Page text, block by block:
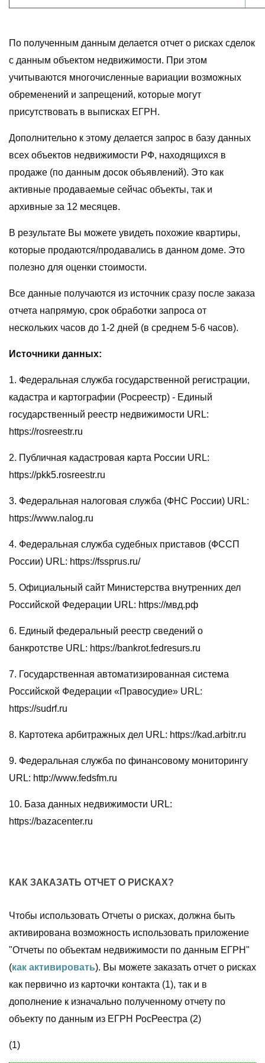
По полученным данным делается отчет о рисках сделок
с данным объектом недвижимости. При этом
учитываются многочисленные вариации возможных
обременений и запрещений, которые могут
присутствовать в выписках ЕГРН.
Дополнительно к этому делается запрос в базу данных
всех объектов недвижимости РФ, находящихся в
продаже (по данным досок объявлений). Это как
активные продаваемые сейчас объекты, так и
архивные за 12 месяцев.
В результате Вы можете увидеть похожие квартиры,
которые продаются/продавались в данном доме. Это
полезно для оценки стоимости.
Все данные получаются из источник сразу после заказа
отчета напрямую, срок обработки запроса от
нескольких часов до 1-2 дней (в среднем 5-6 часов).
Источники данных:
1. Федеральная служба государственной регистрации,
кадастра и картографии (Росреестр) - Единый
государственный реестр недвижимости URL:
https://rosreestr.ru
2. Публичная кадастровая карта России URL:
https://pkk5.rosreestr.ru
3. Федеральная налоговая служба (ФНС России) URL:
https://www.nalog.ru
4. Федеральная служба судебных приставов (ФССП
России) URL: https://fssprus.ru/
5. Официальный сайт Министерства внутренних дел
Российской Федерации URL: https://мвд.рф
6. Единый федеральный реестр сведений о
банкротстве URL: https://bankrot.fedresurs.ru
7. Государственная автоматизированная система
Российской Федерации «Правосудие» URL:
https://sudrf.ru
8. Картотека арбитражных дел URL: https://kad.arbitr.ru
9. Федеральная служба по финансовому мониторингу
URL: http://www.fedsfm.ru
10. База данных недвижимости URL:
https://bazacenter.ru
КАК ЗАКАЗАТЬ ОТЧЕТ О РИСКАХ?
Чтобы использовать Отчеты о рисках, должна быть
активирована возможность использовать приложение
"Отчеты по объектам недвижимости по данным ЕГРН"
(как активировать). Вы можете заказать отчет о рисках
как первично из карточки контакта (1), так и в
дополнение к изначально полученному отчету по
объекту по данным из ЕГРН РосРеестра (2)
(1)